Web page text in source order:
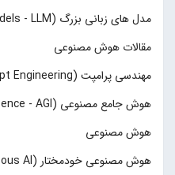
مدل های زبانی بزرگ (Large Language Models - LLM)
مقالات هوش مصنوعی
مهندسی پرامپت (Prompt Engineering)
هوش جامع مصنوعی (Artificial General Intelligence - AGI)
هوش مصنوعی
هوش مصنوعی خودمختار (Autonomous AI)